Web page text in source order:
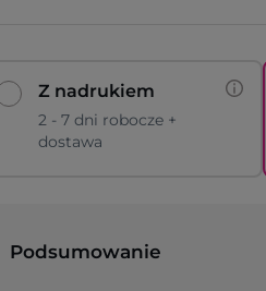
Z nadrukiem
2 - 7 dni robocze +
dostawa
Podsumowanie